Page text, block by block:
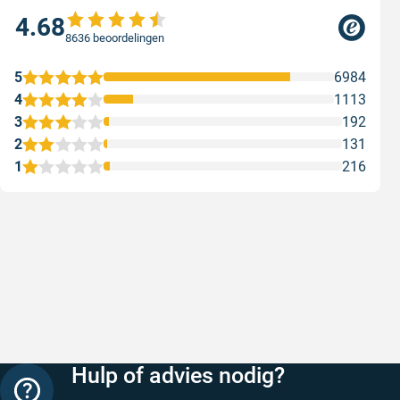
4.688636 beoordelingen
1 216
2 131
3 192
4 1113
5 6984
Hulp of advies nodig?